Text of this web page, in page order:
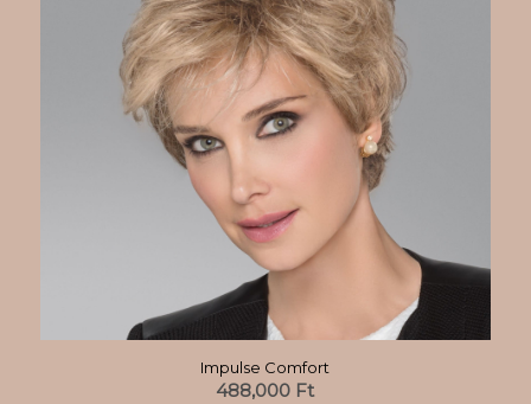
Impulse Comfort
488,000 Ft